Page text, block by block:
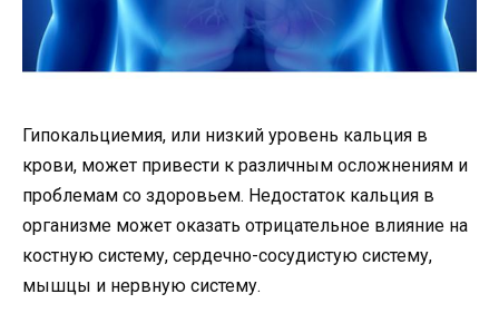
Гипокальциемия, или низкий уровень кальция в
крови, может привести к различным осложнениям и
проблемам со здоровьем. Недостаток кальция в
организме может оказать отрицательное влияние на
костную систему, сердечно-сосудистую систему,
мышцы и нервную систему.